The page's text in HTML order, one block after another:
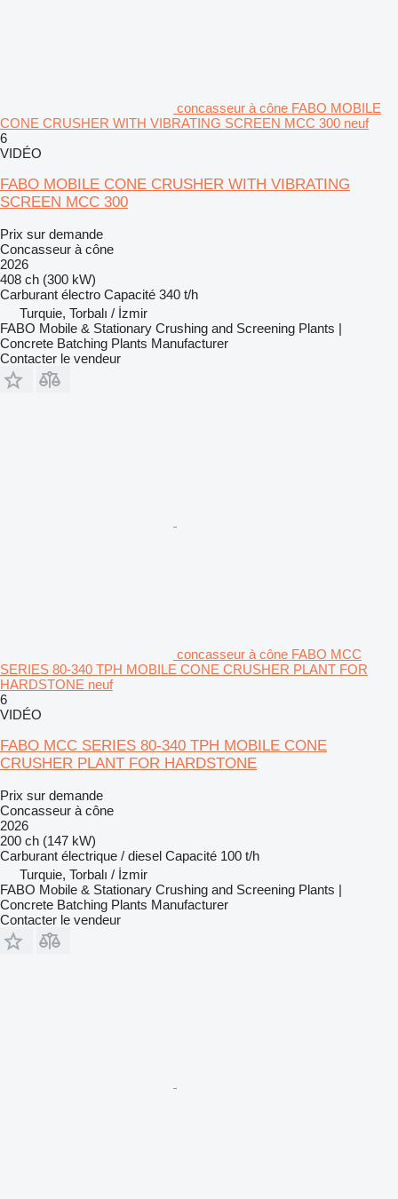
concasseur à cône FABO MOBILE
CONE CRUSHER WITH VIBRATING SCREEN MCC 300 neuf
6
VIDÉO
FABO MOBILE CONE CRUSHER WITH VIBRATING
SCREEN MCC 300
Prix sur demande
Concasseur à cône
2026
408 ch (300 kW)
Carburant électro Capacité 340 t/h
Turquie, Torbalı / İzmir
FABO Mobile & Stationary Crushing and Screening Plants |
Concrete Batching Plants Manufacturer
Contacter le vendeur
concasseur à cône FABO MCC
SERIES 80-340 TPH MOBILE CONE CRUSHER PLANT FOR
HARDSTONE neuf
6
VIDÉO
FABO MCC SERIES 80-340 TPH MOBILE CONE
CRUSHER PLANT FOR HARDSTONE
Prix sur demande
Concasseur à cône
2026
200 ch (147 kW)
Carburant électrique / diesel Capacité 100 t/h
Turquie, Torbalı / İzmir
FABO Mobile & Stationary Crushing and Screening Plants |
Concrete Batching Plants Manufacturer
Contacter le vendeur